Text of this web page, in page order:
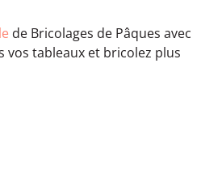
de Bricolages de Pâques avec
vos tableaux et bricolez plus